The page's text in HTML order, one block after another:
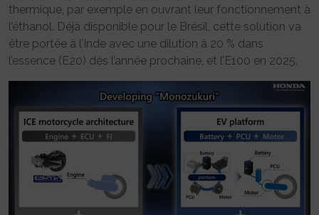
thermique, par exemple en ouvrant leur fonctionnement à
l’éthanol. Déjà disponible pour le Brésil, cette solution va
être portée à l’Inde avec une dilution à 20 % dans
l’essence (E20) dès l’année prochaine, et l’E100 en 2025.